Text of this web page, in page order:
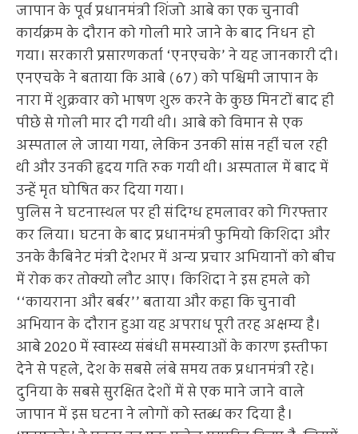
जापान के पूर्व प्रधानमंत्री शिंजो आबे का एक चुनावी
कार्यक्रम के दौरान को गोली मारे जाने के बाद निधन हो
गया। सरकारी प्रसारणकर्ता ‘एनएचके’ ने यह जानकारी दी।
एनएचके ने बताया कि आबे (67) को पश्चिमी जापान के
नारा में शुक्रवार को भाषण शुरू करने के कुछ मिनटों बाद ही
पीछे से गोली मार दी गयी थी। आबे को विमान से एक
अस्पताल ले जाया गया, लेकिन उनकी सांस नहीं चल रही
थी और उनकी हृदय गति रुक गयी थी। अस्पताल में बाद में
उन्हें मृत घोषित कर दिया गया।
पुलिस ने घटनास्थल पर ही संदिग्ध हमलावर को गिरफ्तार
कर लिया। घटना के बाद प्रधानमंत्री फुमियो किशिदा और
उनके कैबिनेट मंत्री देशभर में अन्य प्रचार अभियानों को बीच
में रोक कर तोक्यो लौट आए। किशिदा ने इस हमले को
‘‘कायराना और बर्बर’’ बताया और कहा कि चुनावी
अभियान के दौरान हुआ यह अपराध पूरी तरह अक्षम्य है।
आबे 2020 में स्वास्थ्य संबंधी समस्याओं के कारण इस्तीफा
देने से पहले, देश के सबसे लंबे समय तक प्रधानमंत्री रहे।
दुनिया के सबसे सुरक्षित देशों में से एक माने जाने वाले
जापान में इस घटना ने लोगों को स्तब्ध कर दिया है।